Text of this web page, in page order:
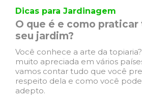
Dicas para Jardinagem
O que é e como
seu jardim?
Você conhece a arte da
muito apreciada em vários
vamos contar tudo que você
respeito dela e como você
adepto.